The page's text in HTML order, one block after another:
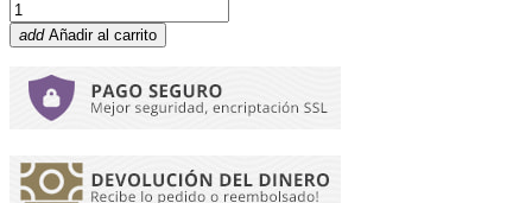
add Añadir al carrito